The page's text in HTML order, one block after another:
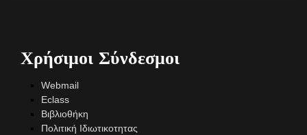
Χρήσιμοι Σύνδεσμοι
Webmail
Eclass
Βιβλιοθήκη
Πολιτική Ιδιωτικοτητας